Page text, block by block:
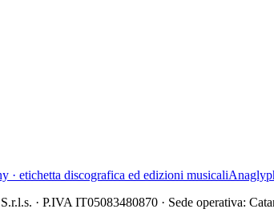
· etichetta discografica ed edizioni musicali
S.r.l.s. · P.IVA IT05083480870 · Sede operativa: